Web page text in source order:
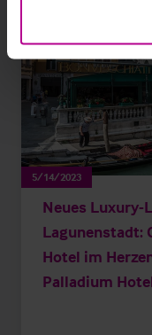
5/14/2023
Neues
Lagunenstadt:
Hotel im
Palladium